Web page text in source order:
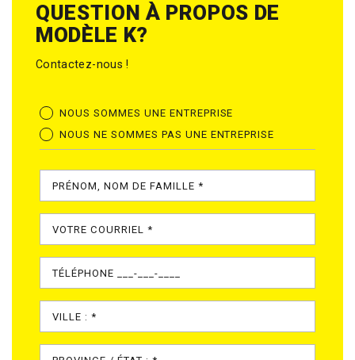
QUESTION À PROPOS DE
MODÈLE K?
Contactez-nous !
NOUS SOMMES UNE ENTREPRISE
NOUS NE SOMMES PAS UNE ENTREPRISE